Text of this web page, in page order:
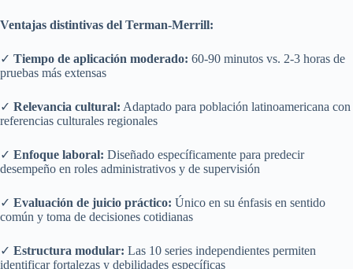
Ventajas distintivas del Terman-Merrill:
✓ Tiempo de aplicación moderado: 60-90 minutos vs. 2-3 horas de
pruebas más extensas
✓ Relevancia cultural: Adaptado para población latinoamericana con
referencias culturales regionales
✓ Enfoque laboral: Diseñado específicamente para predecir
desempeño en roles administrativos y de supervisión
✓ Evaluación de juicio práctico: Único en su énfasis en sentido
común y toma de decisiones cotidianas
✓ Estructura modular: Las 10 series independientes permiten
identificar fortalezas y debilidades específicas